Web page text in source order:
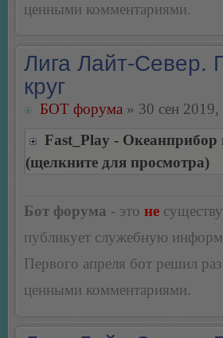
ценными комментариями.
Лига Лайт-Север.
круг
БОТ форума » 30 сен
Fast_Play - Океанприбор
(щелкните для просмотра)
Бот форума - это не
публикует служебную
Первого апреля бот решил
ценными комментариями.